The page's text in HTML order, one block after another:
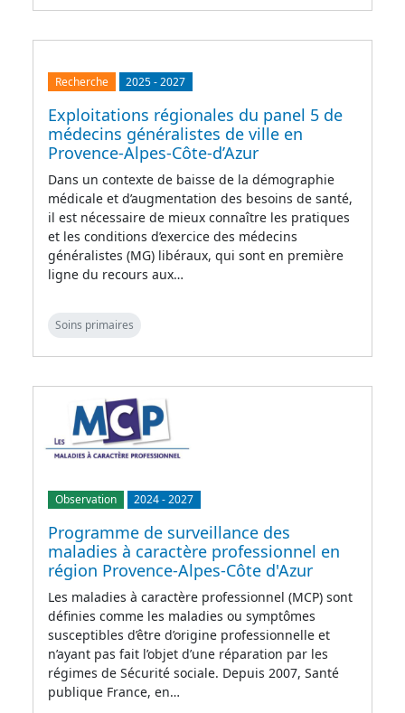
Recherche 2025-2027
Exploitations régionales du panel 5 de
médecins généralistes de ville en
Provence-Alpes-Côte-d’Azur
Dans un contexte de baisse de la démographie
médicale et d’augmentation des besoins de santé,
il est nécessaire de mieux connaître les pratiques
et les conditions d’exercice des médecins
généralistes (MG) libéraux, qui sont en première
ligne du recours aux…
Soins primaires
Observation 2024-2027
Programme de surveillance des
maladies à caractère professionnel en
région Provence-Alpes-Côte d'Azur
Les maladies à caractère professionnel (MCP) sont
définies comme les maladies ou symptômes
susceptibles d’être d’origine professionnelle et
n’ayant pas fait l’objet d’une réparation par les
régimes de Sécurité sociale. Depuis 2007, Santé
publique France, en…